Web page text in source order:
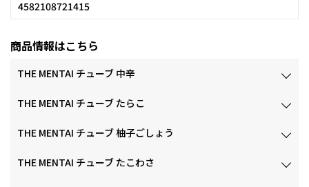
4582108721415
商品情報はこちら
THE MENTAI チューブ 中辛
THE MENTAI チューブ たらこ
THE MENTAI チューブ 柚子ごしょう
THE MENTAI チューブ たこわさ